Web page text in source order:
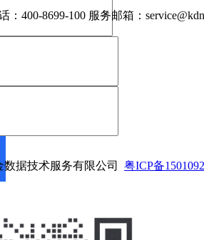
： 400-8699-100 服务邮箱：
据技术服务有限公司 粤ICP备